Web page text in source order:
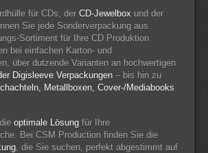
für CDs, der CD-Jewelbox und der
Sie jede Sonderverpackung aus
Sortiment für Ihre CD Produktion
bei einfachen Karton- und
über dutzende Varianten an hochwertigen
Digisleeve Verpackungen – bis hin zu
Metallboxen, Cover-/Mediabooks
optimale Lösung für Ihre
Bei CSM Production finden Sie die
, die Sie suchen, perfekt abgestimmt auf